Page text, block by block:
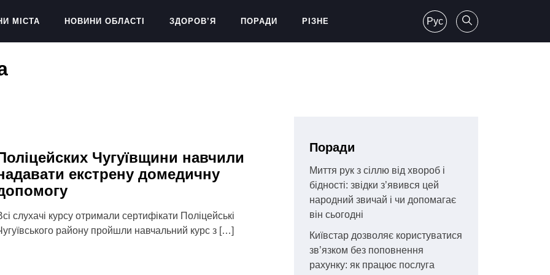
МІСТА НОВИНИ ОБЛАСТІ ЗДОРОВ’Я ПОРАДИ РІЗНЕ Рус
Чугуївщини навчили
екстрену домедичну
слухачі курсу отримали сертифікати Поліцейські
району пройшли навчальний курс з […]
Поради
Миття рук з сіллю від хвороб і
бідності: звідки з’явився цей
народний звичай і чи допомагає
він сьогодні
Київстар дозволяє користуватися
зв’язком без поповнення
рахунку: як працює послуга